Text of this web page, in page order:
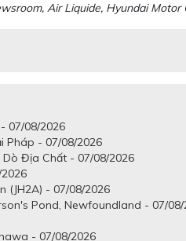
Air Liquide, Hyundai Motor
07/08/2026
Pháp - 07/08/2026
Địa Chất - 07/08/2026
(JH2A) - 07/08/2026
Pond, Newfoundland - 07/08/
- 07/08/2026